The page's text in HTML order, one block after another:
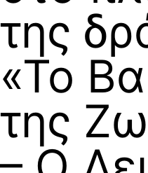
της
«Το
της